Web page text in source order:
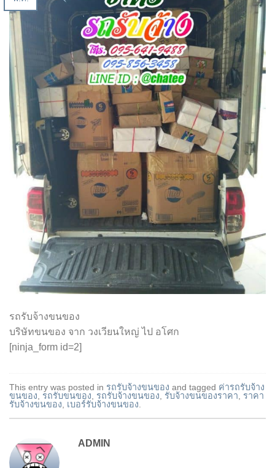
รถรับจ้างขนของ
บริษัทขนของ จาก วงเวียนใหญ่ ไป อโศก
[ninja_form id=2]
This entry was posted in รถรับจ้างขนของ and tagged ค่ารถรับจ้าง
ขนของ, รถรับขนของ, รถรับจ้างขนของ, รับจ้างขนของราคา, ราคา
รับจ้างขนของ, เบอร์รับจ้างขนของ.
ADMIN